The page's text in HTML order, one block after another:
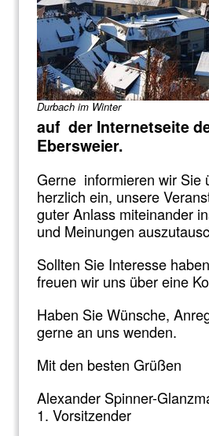
Durbach im Winter
auf der Internetseite
Ebersweier.
Gerne informieren wir Sie
herzlich ein, unsere
guter Anlass miteinander
und Meinungen
Sollten Sie Interesse
freuen wir uns über eine
Haben Sie Wünsche,
gerne an uns wenden.
Mit den besten Grüßen
Alexander Spinner-
1. Vorsitzender